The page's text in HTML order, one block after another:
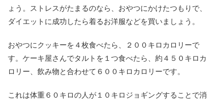
ょう。ストレスがたまるのなら、おやつにかけたつもりで、
ダイエットに成功したら着るお洋服などを買いましょう。
おやつにクッキーを４枚食べたら、２００キロカロリーで
す。ケーキ屋さんでタルトを１つ食べたら、約４５０キロカ
ロリー、飲み物と合わせて６００キロカロリーです。
これは体重６０キロの人が１０キロジョギングすることで消